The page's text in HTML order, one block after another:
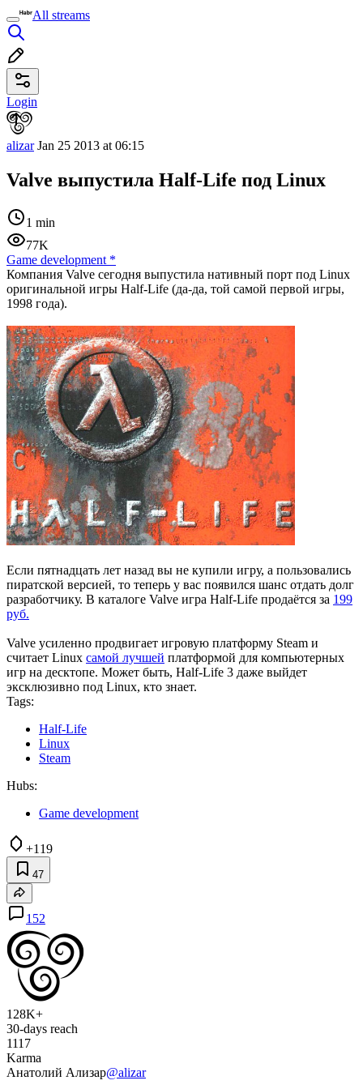
All streams
Login
alizarJan 25 2013 at 06:15
Valve выпустила Half-Life под Linux
1 min
77K
Game development *
Компания Valve сегодня выпустила нативный порт под Linux
оригинальной игры Half-Life (да-да, той самой первой игры,
1998 года).
Если пятнадцать лет назад вы не купили игру, а пользовались
пиратской версией, то теперь у вас появился шанс отдать долг
разработчику. В каталоге Valve игра Half-Life продаётся за 199
руб.
Valve усиленно продвигает игровую платформу Steam и
считает Linux самой лучшей платформой для компьютерных
игр на десктопе. Может быть, Half-Life 3 даже выйдет
эксклюзивно под Linux, кто знает.
Tags:
Half-Life
Linux
Steam
Hubs:
Game development
+119
47
152
128K+
30-days reach
1117
Karma
Анатолий Ализар@alizar